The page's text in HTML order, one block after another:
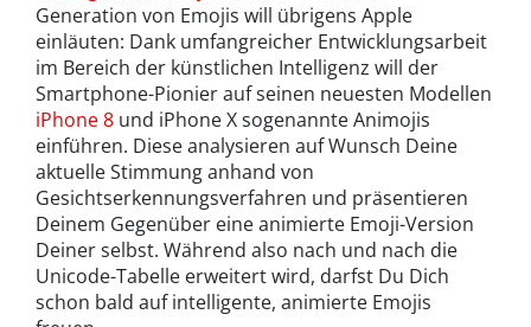
Generation von Emojis will übrigens Apple
einläuten: Dank umfangreicher Entwicklungsarbeit
im Bereich der künstlichen Intelligenz will der
Smartphone-Pionier auf seinen neuesten Modellen
iPhone 8 und iPhone X sogenannte Animojis
einführen. Diese analysieren auf Wunsch Deine
aktuelle Stimmung anhand von
Gesichtserkennungsverfahren und präsentieren
Deinem Gegenüber eine animierte Emoji-Version
Deiner selbst. Während also nach und nach die
Unicode-Tabelle erweitert wird, darfst Du Dich
schon bald auf intelligente, animierte Emojis